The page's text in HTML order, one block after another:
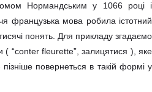
Нормандським у 1066 році і
французька мова робила істотний
понять. Для прикладу згадаємо
( “conter fleurette”, залицятися ), яке
пізніше повернеться в такій формі у